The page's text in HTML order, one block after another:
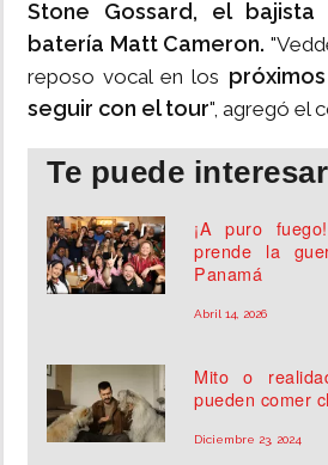
Stone Gossard, el
batería Matt Cameron.
reposo vocal en los
seguir con el tour", agregó el
Te puede interesar
¡A puro
prende la
Panamá
Abril 14, 2026
Mito o
pueden comer
Diciembre 23, 2024